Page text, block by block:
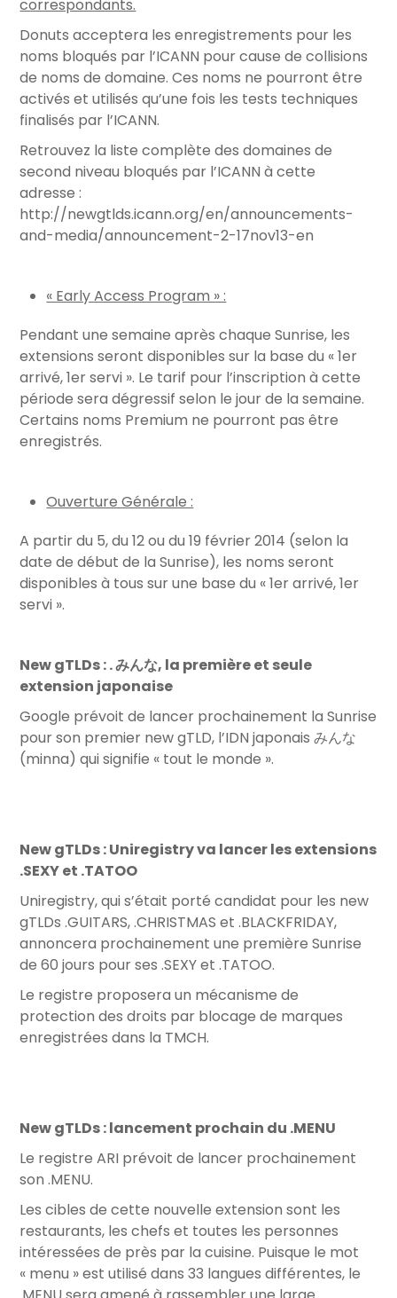
correspondants.
Donuts acceptera les enregistrements pour les
noms bloqués par l’ICANN pour cause de collisions
de noms de domaine. Ces noms ne pourront être
activés et utilisés qu’une fois les tests techniques
finalisés par l’ICANN.
Retrouvez la liste complète des domaines de
second niveau bloqués par l’ICANN à cette
adresse :
http://newgtlds.icann.org/en/announcements-
and-media/announcement-2-17nov13-en
« Early Access Program » :
Pendant une semaine après chaque Sunrise, les
extensions seront disponibles sur la base du « 1er
arrivé, 1er servi ». Le tarif pour l’inscription à cette
période sera dégressif selon le jour de la semaine.
Certains noms Premium ne pourront pas être
enregistrés.
Ouverture Générale :
A partir du 5, du 12 ou du 19 février 2014 (selon la
date de début de la Sunrise), les noms seront
disponibles à tous sur une base du « 1er arrivé, 1er
servi ».
New gTLDs : . みんな, la première et seule
extension japonaise
Google prévoit de lancer prochainement la Sunrise
pour son premier new gTLD, l’IDN japonais みんな
(minna) qui signifie « tout le monde ».
New gTLDs : Uniregistry va lancer les extensions
.SEXY et .TATOO
Uniregistry, qui s’était porté candidat pour les new
gTLDs .GUITARS, .CHRISTMAS et .BLACKFRIDAY,
annoncera prochainement une première Sunrise
de 60 jours pour ses .SEXY et .TATOO.
Le registre proposera un mécanisme de
protection des droits par blocage de marques
enregistrées dans la TMCH.
New gTLDs : lancement prochain du .MENU
Le registre ARI prévoit de lancer prochainement
son .MENU.
Les cibles de cette nouvelle extension sont les
restaurants, les chefs et toutes les personnes
intéressées de près par la cuisine. Puisque le mot
« menu » est utilisé dans 33 langues différentes, le